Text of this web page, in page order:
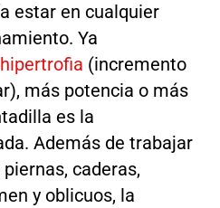
estar en cualquier
Ya
hipertrofia (incremento
más potencia o más
es la
Además de trabajar
caderas,
y oblicuos, la